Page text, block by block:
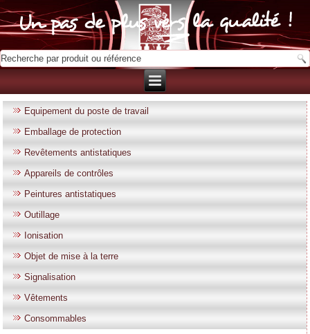
Equipement du poste de travail
Emballage de protection
Revêtements antistatiques
Appareils de contrôles
Peintures antistatiques
Outillage
Ionisation
Objet de mise à la terre
Signalisation
Vêtements
Consommables